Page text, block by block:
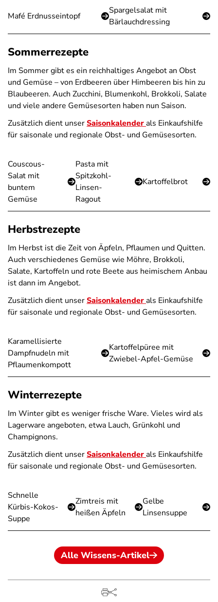
Mafé Erdnusseintopf
Spargelsalat mit
Bärlauchdressing
Sommerrezepte
Im Sommer gibt es ein reichhaltiges Angebot an Obst
und Gemüse – von Erdbeeren über Himbeeren bis hin zu
Blaubeeren. Auch Zucchini, Blumenkohl, Brokkoli, Salate
und viele andere Gemüsesorten haben nun Saison.
Zusätzlich dient unserSaisonkalenderals Einkaufshilfe
für saisonale und regionale Obst- und Gemüsesorten.
Couscous-
Salat mit
buntem
Gemüse
Pasta mit
Spitzkohl-
Linsen-
Ragout
Kartoffelbrot
Herbstrezepte
Im Herbst ist die Zeit von Äpfeln, Pflaumen und Quitten.
Auch verschiedenes Gemüse wie Möhre, Brokkoli,
Salate, Kartoffeln und rote Beete aus heimischem Anbau
ist dann im Angebot.
Zusätzlich dient unserSaisonkalenderals Einkaufshilfe
für saisonale und regionale Obst- und Gemüsesorten.
Karamellisierte
Dampfnudeln mit
Pflaumenkompott
Kartoffelpüree mit
Zwiebel-Apfel-Gemüse
Winterrezepte
Im Winter gibt es weniger frische Ware. Vieles wird als
Lagerware angeboten, etwa Lauch, Grünkohl und
Champignons.
Zusätzlich dient unserSaisonkalenderals Einkaufshilfe
für saisonale und regionale Obst- und Gemüsesorten.
Schnelle
Kürbis-Kokos-
Suppe
Zimtreis mit
heißen Äpfeln
Gelbe
Linsensuppe
Alle Wissens-Artikel